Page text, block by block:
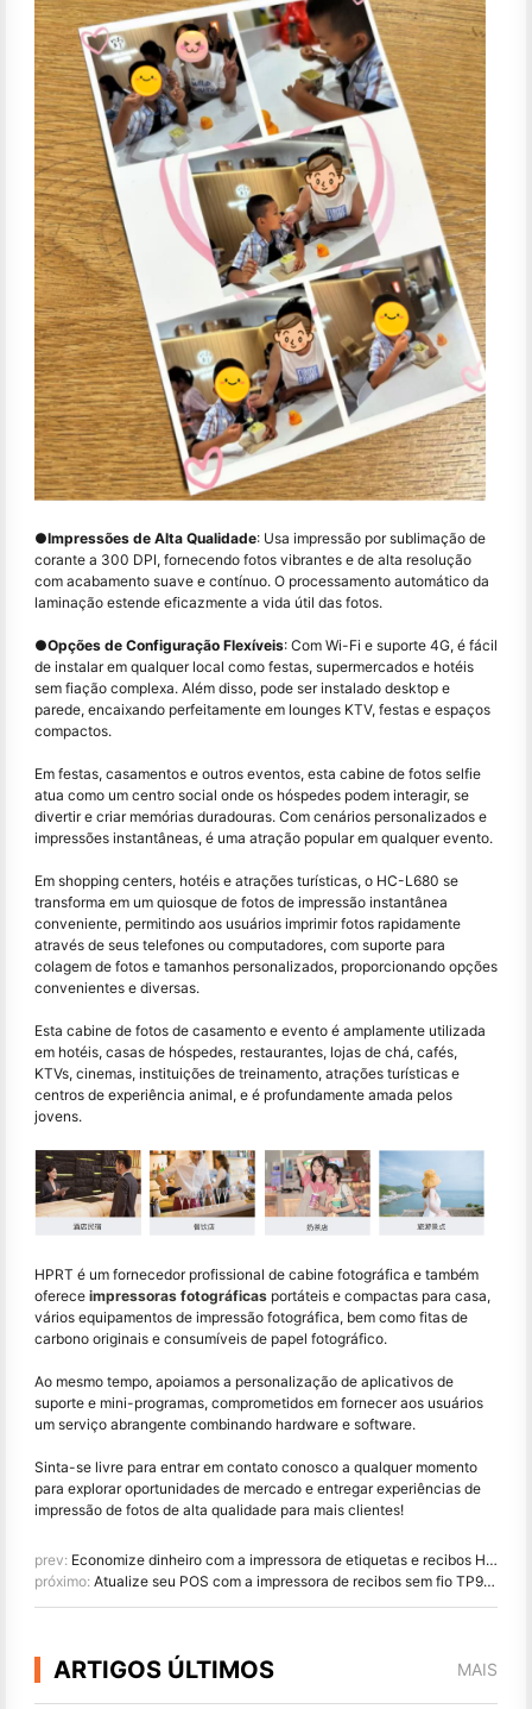
●Impressões de Alta Qualidade: Usa impressão por sublimação de
corante a 300 DPI, fornecendo fotos vibrantes e de alta resolução
com acabamento suave e contínuo. O processamento automático da
laminação estende eficazmente a vida útil das fotos.
●Opções de Configuração Flexíveis: Com Wi-Fi e suporte 4G, é fácil
de instalar em qualquer local como festas, supermercados e hotéis
sem fiação complexa. Além disso, pode ser instalado desktop e
parede, encaixando perfeitamente em lounges KTV, festas e espaços
compactos.
Em festas, casamentos e outros eventos, esta cabine de fotos selfie
atua como um centro social onde os hóspedes podem interagir, se
divertir e criar memórias duradouras. Com cenários personalizados e
impressões instantâneas, é uma atração popular em qualquer evento.
Em shopping centers, hotéis e atrações turísticas, o HC-L680 se
transforma em um quiosque de fotos de impressão instantânea
conveniente, permitindo aos usuários imprimir fotos rapidamente
através de seus telefones ou computadores, com suporte para
colagem de fotos e tamanhos personalizados, proporcionando opções
convenientes e diversas.
Esta cabine de fotos de casamento e evento é amplamente utilizada
em hotéis, casas de hóspedes, restaurantes, lojas de chá, cafés,
KTVs, cinemas, instituições de treinamento, atrações turísticas e
centros de experiência animal, e é profundamente amada pelos
jovens.
HPRT é um fornecedor profissional de cabine fotográfica e também
oferece impressoras fotográficas portáteis e compactas para casa,
vários equipamentos de impressão fotográfica, bem como fitas de
carbono originais e consumíveis de papel fotográfico.
Ao mesmo tempo, apoiamos a personalização de aplicativos de
suporte e mini-programas, comprometidos em fornecer aos usuários
um serviço abrangente combinando hardware e software.
Sinta-se livre para entrar em contato conosco a qualquer momento
para explorar oportunidades de mercado e entregar experiências de
impressão de fotos de alta qualidade para mais clientes!
prev: Economize dinheiro com a impressora de etiquetas e recibos HPRT TL31 2-em-1 para pequenas empresas
próximo: Atualize seu POS com a impressora de recibos sem fio TP900-i: econômico, de alta velocidade, conectado à nuvem
ARTIGOS ÚLTIMOS MAIS